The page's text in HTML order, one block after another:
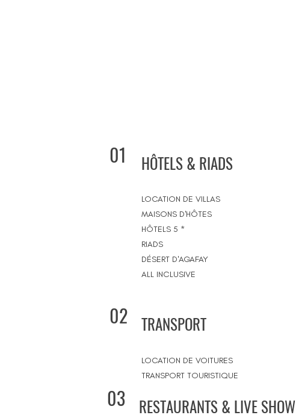
01 HÔTELS & RIADS
LOCATION DE VILLAS
MAISONS D'HÔTES
HÔTELS 5 *
RIADS
DÉSERT D'AGAFAY
ALL INCLUSIVE
02 TRANSPORT
LOCATION DE VOITURES
TRANSPORT TOURISTIQUE
03 RESTAURANTS & LIVE SHOW